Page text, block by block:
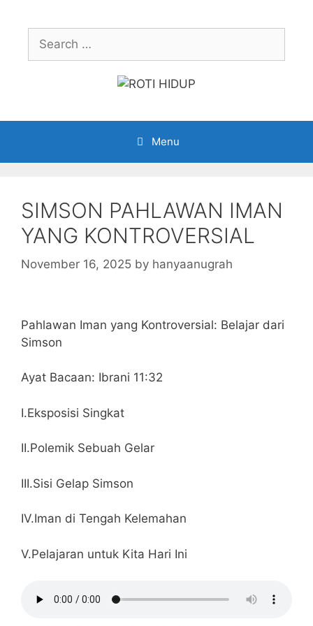
contentSearch
for:
Menu
SIMSON PAHLAWAN IMAN
YANG KONTROVERSIAL
November 16, 2025 by hanyaanugrah
Pahlawan Iman yang Kontroversial: Belajar dari
Simson
Ayat Bacaan: Ibrani 11:32
I.Eksposisi Singkat
II.Polemik Sebuah Gelar
III.Sisi Gelap Simson
IV.Iman di Tengah Kelemahan
V.Pelajaran untuk Kita Hari Ini